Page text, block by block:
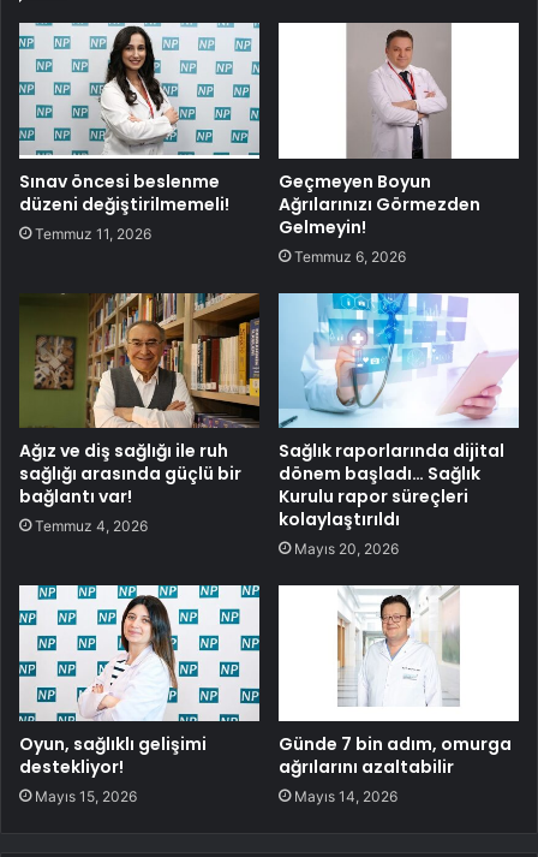
Sınav öncesi beslenme
düzeni değiştirilmemeli!
Temmuz 11, 2026
Geçmeyen Boyun
Ağrılarınızı Görmezden
Gelmeyin!
Temmuz 6, 2026
Ağız ve diş sağlığı ile ruh
sağlığı arasında güçlü bir
bağlantı var!
Temmuz 4, 2026
Sağlık raporlarında dijital
dönem başladı… Sağlık
Kurulu rapor süreçleri
kolaylaştırıldı
Mayıs 20, 2026
Oyun, sağlıklı gelişimi
destekliyor!
Mayıs 15, 2026
Günde 7 bin adım, omurga
ağrılarını azaltabilir
Mayıs 14, 2026